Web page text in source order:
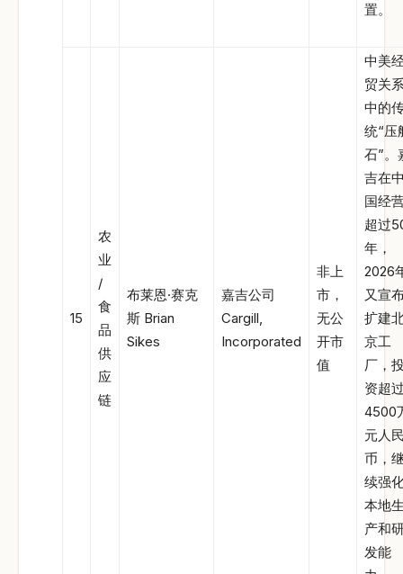
置。
15
农
业
/
食
品
供
应
链
布莱恩·赛克
斯 Brian
Sikes
嘉吉公司
Cargill,
Incorporated
非上
市，
无公
开市
值
中美
贸关
中的
统“压
石”。
吉在
国经
超过
年，
2026
又宣
扩建
京工
厂，
资超
4500
元人
币，
续强
本地
产和
发能